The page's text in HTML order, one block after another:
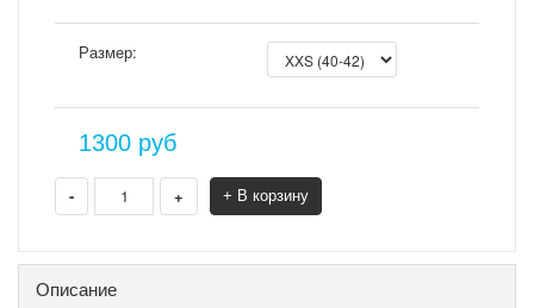
Размер:
1300 руб
- + + В корзину
Описание